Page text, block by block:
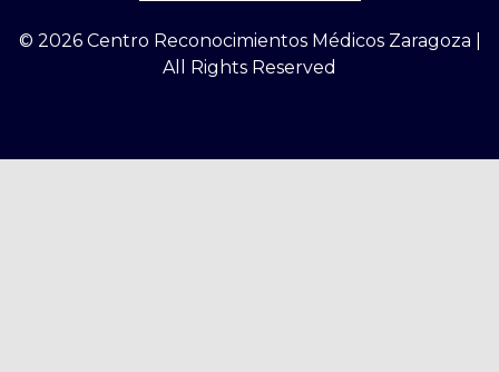
© 2026 Centro Reconocimientos Médicos Zaragoza |
All Rights Reserved